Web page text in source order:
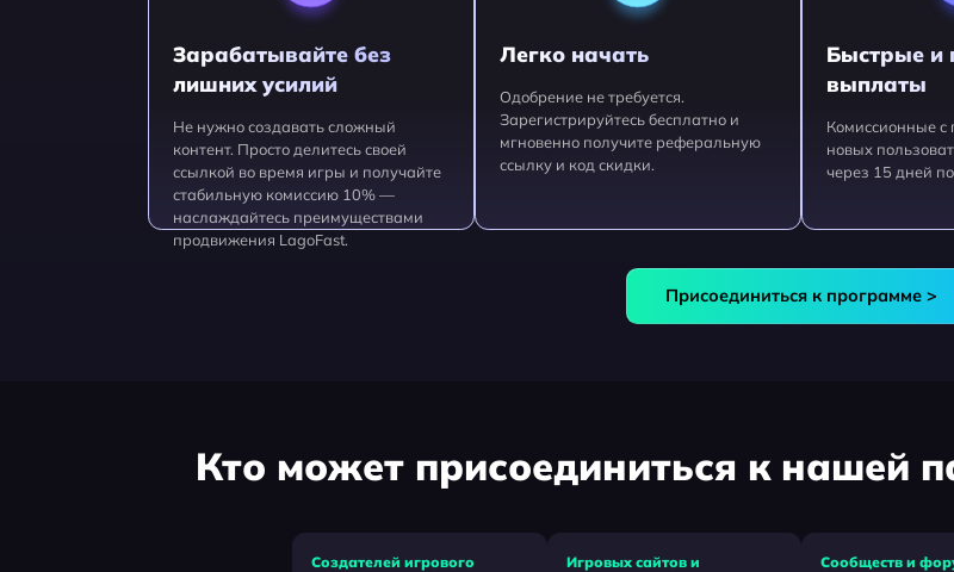
Зарабатывайте без
лишних усилий
Не нужно создавать сложный
контент. Просто делитесь своей
ссылкой во время игры и получайте
стабильную комиссию 10% —
наслаждайтесь преимуществами
продвижения LagoFast.
Легко начать
Одобрение не требуется.
Зарегистрируйтесь бесплатно и
мгновенно получите реферальную
ссылку и код скидки.
Быстрые и
выплаты
Комиссионные с
новых
через 15 дней
Присоединиться к программе >
Кто может присоединиться к нашей
Создателей игрового
Игровых сайтов и
Сообществ и